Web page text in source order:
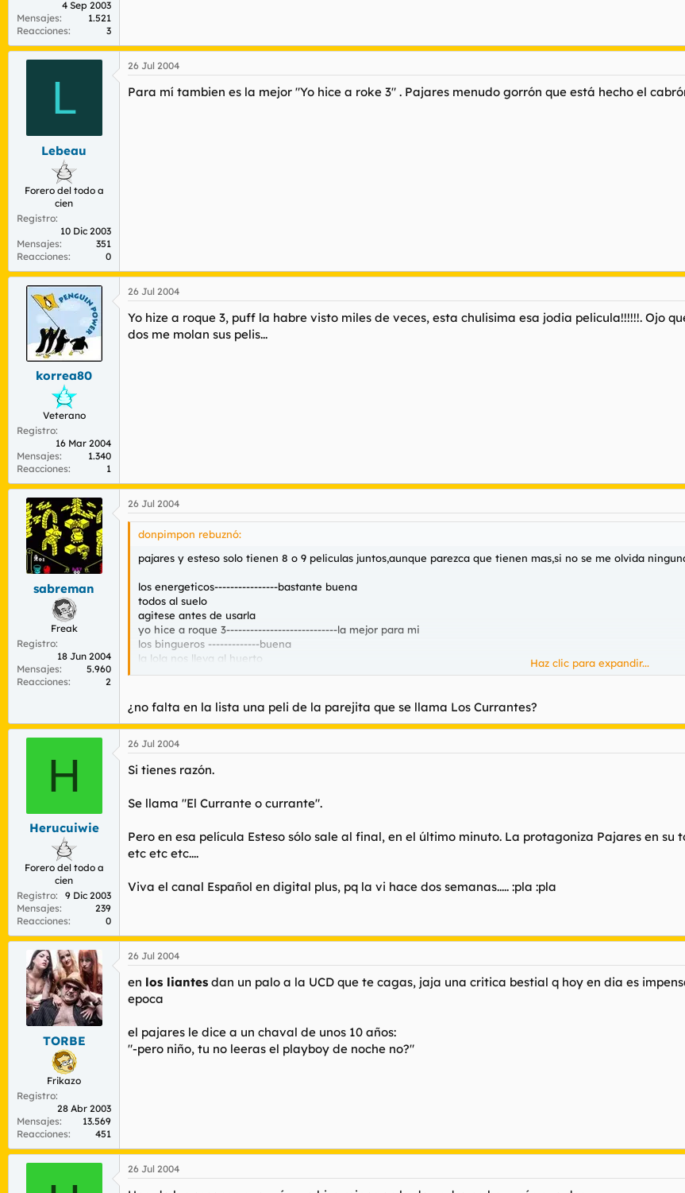
4 Sep 2003
Mensajes
1.521
Reacciones
3
L
Lebeau
Forero del todo a
cien
Registro
10 Dic 2003
Mensajes
351
Reacciones
0
26 Jul 2004
Para mí tambien es la mejor "Yo hice a roke 3" . Pajares menudo gorrón que está hecho el
korrea80
Veterano
Registro
16 Mar 2004
Mensajes
1.340
Reacciones
1
26 Jul 2004
Yo hize a roque 3, puff la habre visto miles de veces, esta chulisima esa jodia pelicula!!!!!!. Ojo
dos me molan sus pelis...
sabreman
Freak
Registro
18 Jun 2004
Mensajes
5.960
Reacciones
2
26 Jul 2004
donpimpon rebuznó:
pajares y esteso solo tienen 8 o 9 peliculas juntos,aunque parezca que tienen mas,si no se me olvida
los energeticos----------------bastante buena
todos al suelo
agitese antes de usarla
yo hice a roque 3----------------------------la mejor para mi
los bingueros -------------buena
la lola nos lleva al huerto
padre no hay mas que dos
los chulos
Haz clic para expandir...
¿no falta en la lista una peli de la parejita que se llama Los Currantes?
H
Herucuiwie
Forero del todo a
cien
Registro
9 Dic 2003
Mensajes
239
Reacciones
0
26 Jul 2004
Si tienes razón.
Se llama "El Currante o currante".
Pero en esa película Esteso sólo sale al final, en el último minuto. La protagoniza Pajares en
etc etc etc....
Viva el canal Español en digital plus, pq la vi hace dos semanas..... :pla :pla
TORBE
Frikazo
Registro
28 Abr 2003
Mensajes
13.569
Reacciones
451
26 Jul 2004
en los liantes dan un palo a la UCD que te cagas, jaja una critica bestial q hoy en dia es
epoca
el pajares le dice a un chaval de unos 10 años:
"-pero niño, tu no leeras el playboy de noche no?"
26 Jul 2004